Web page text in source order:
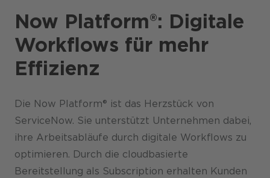
Now Platform®: Digitale
Workflows für mehr
Effizienz
Die Now Platform® ist das Herzstück von
ServiceNow. Sie unterstützt Unternehmen dabei,
ihre Arbeitsabläufe durch digitale Workflows zu
optimieren. Durch die cloudbasierte
Bereitstellung als Subscription erhalten Kunden